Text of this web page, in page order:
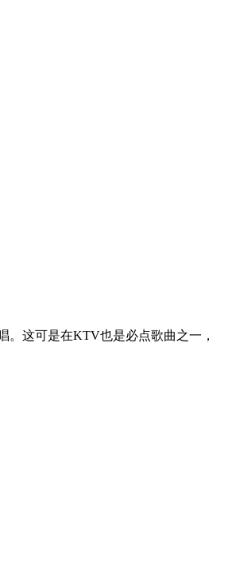
。这可是在KTV也是必点歌曲之一，